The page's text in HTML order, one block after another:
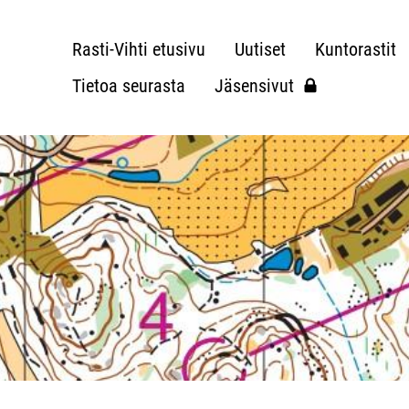
Rasti-Vihti etusivu Uutiset
Kuntorastit
Tietoa seurasta
Jäsensivut